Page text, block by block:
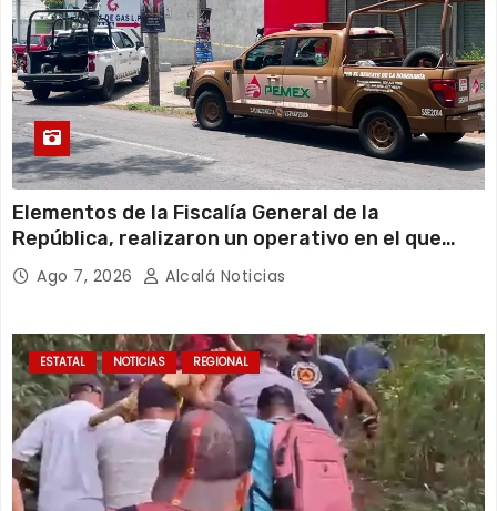
Elementos de la Fiscalía General de la
República, realizaron un operativo en el que
clausuraron una gasera ubicada en calles del
fraccionamiento Los Pinos al norte de la ciudad
Ago 7, 2026 Alcalá Noticias
ESTATAL NOTICIAS REGIONAL